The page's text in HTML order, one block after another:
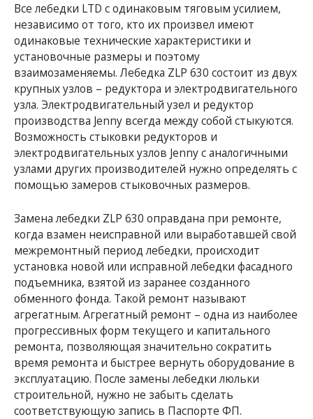
Все лебедки LTD c одинаковым тяговым усилием,
независимо от того, кто их произвел имеют
одинаковые технические характеристики и
установочные размеры и поэтому
взаимозаменяемы. Лебедка ZLP 630 состоит из двух
крупных узлов – редуктора и электродвигательного
узла. Электродвигательный узел и редуктор
производства Jenny всегда между собой стыкуются.
Возможность стыковки редукторов и
электродвигательных узлов Jenny c аналогичными
узлами других производителей нужно определять с
помощью замеров стыковочных размеров.
Замена лебедки ZLP 630 оправдана при ремонте,
когда взамен неисправной или выработавшей свой
межремонтный период лебедки, происходит
установка новой или исправной лебедки фасадного
подъемника, взятой из заранее созданного
обменного фонда. Такой ремонт называют
агрегатным. Агрегатный ремонт – одна из наиболее
прогрессивных форм текущего и капитального
ремонта, позволяющая значительно сократить
время ремонта и быстрее вернуть оборудование в
эксплуатацию. После замены лебедки люльки
строительной, нужно не забыть сделать
соответствующую запись в Паспорте ФП.